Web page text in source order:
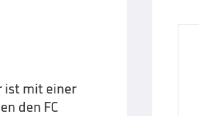
ist mit einer
den FC